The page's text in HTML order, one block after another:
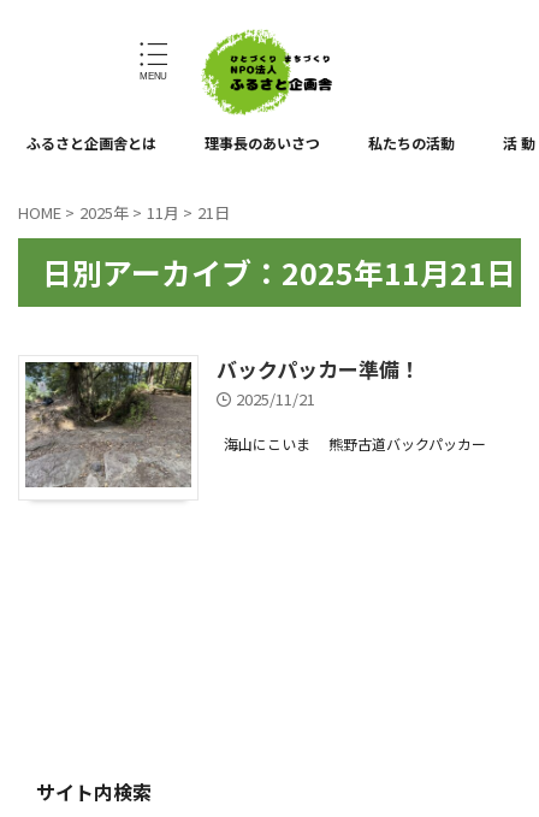
ふるさと企画舎とは 理事長のあいさつ 私たちの活動 活 動
HOME > 2025年 > 11月 > 21日
日別アーカイブ：2025年11月21日
バックパッカー準備！
2025/11/21
海山にこいま 熊野古道バックパッカー
サイト内検索